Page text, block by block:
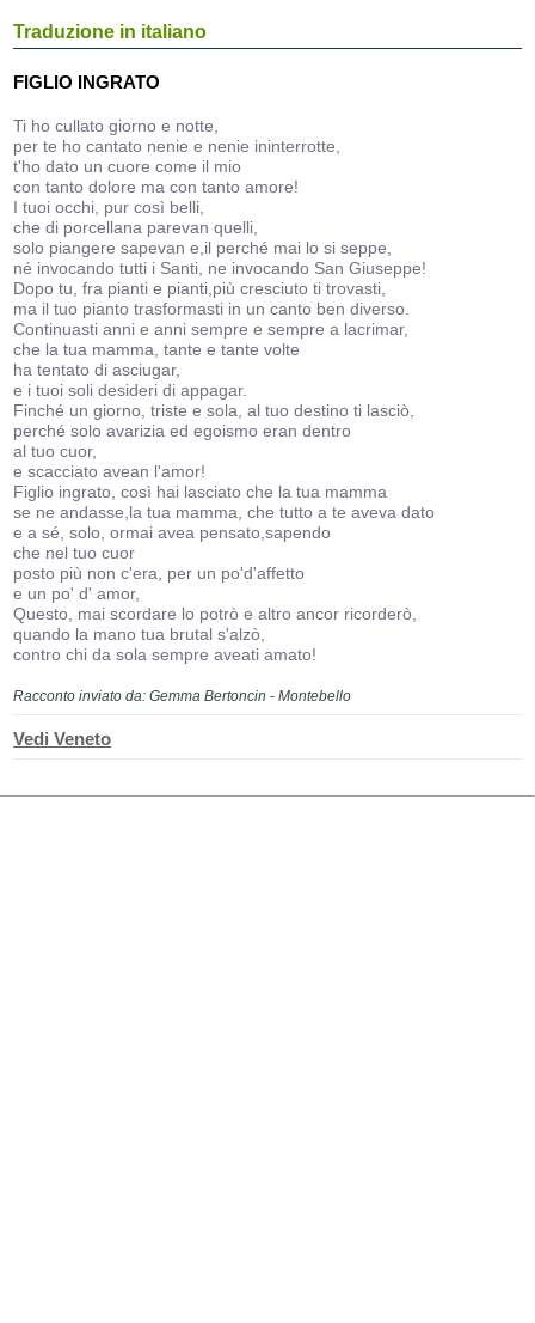
Traduzione in italiano
FIGLIO INGRATO
Ti ho cullato giorno e notte,
per te ho cantato nenie e nenie ininterrotte,
t'ho dato un cuore come il mio
con tanto dolore ma con tanto amore!
I tuoi occhi, pur così belli,
che di porcellana parevan quelli,
solo piangere sapevan e,il perché mai lo si seppe,
né invocando tutti i Santi, ne invocando San Giuseppe!
Dopo tu, fra pianti e pianti,più cresciuto ti trovasti,
ma il tuo pianto trasformasti in un canto ben diverso.
Continuasti anni e anni sempre e sempre a lacrimar,
che la tua mamma, tante e tante volte
ha tentato di asciugar,
e i tuoi soli desideri di appagar.
Finché un giorno, triste e sola, al tuo destino ti lasciò,
perché solo avarizia ed egoismo eran dentro
al tuo cuor,
e scacciato avean l'amor!
Figlio ingrato, così hai lasciato che la tua mamma
se ne andasse,la tua mamma, che tutto a te aveva dato
e a sé, solo, ormai avea pensato,sapendo
che nel tuo cuor
posto più non c'era, per un po'd'affetto
e un po' d' amor,
Questo, mai scordare lo potrò e altro ancor ricorderò,
quando la mano tua brutal s'alzò,
contro chi da sola sempre aveati amato!
Racconto inviato da: Gemma Bertoncin - Montebello
Vedi Veneto